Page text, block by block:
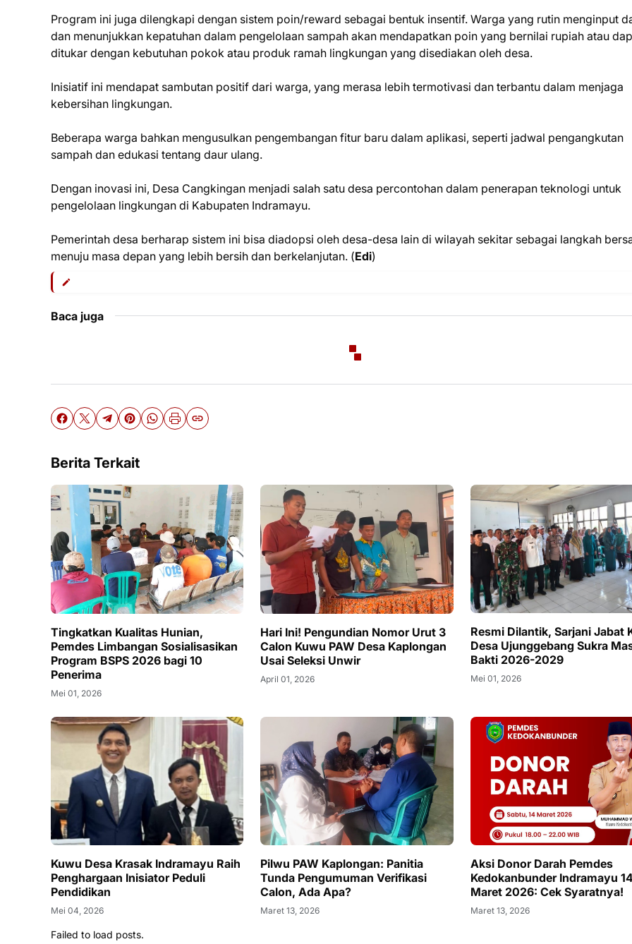
Program ini juga dilengkapi dengan sistem poin/reward sebagai bentuk insentif. Warga yang rutin menginput
dan menunjukkan kepatuhan dalam pengelolaan sampah akan mendapatkan poin yang bernilai rupiah atau
ditukar dengan kebutuhan pokok atau produk ramah lingkungan yang disediakan oleh desa.
Inisiatif ini mendapat sambutan positif dari warga, yang merasa lebih termotivasi dan terbantu dalam menjaga
kebersihan lingkungan.
Beberapa warga bahkan mengusulkan pengembangan fitur baru dalam aplikasi, seperti jadwal pengangkutan
sampah dan edukasi tentang daur ulang.
Dengan inovasi ini, Desa Cangkingan menjadi salah satu desa percontohan dalam penerapan teknologi untuk
pengelolaan lingkungan di Kabupaten Indramayu.
Pemerintah desa berharap sistem ini bisa diadopsi oleh desa-desa lain di wilayah sekitar sebagai langkah
menuju masa depan yang lebih bersih dan berkelanjutan. (Edi)
Baca juga
Berita Terkait
Tingkatkan Kualitas Hunian,
Pemdes Limbangan Sosialisasikan
Program BSPS 2026 bagi 10
Penerima
Mei 01, 2026
Hari Ini! Pengundian Nomor Urut 3
Calon Kuwu PAW Desa Kaplongan
Usai Seleksi Unwir
April 01, 2026
Resmi Dilantik, Sarjani Jabat
Desa Ujunggebang Sukra
Bakti 2026-2029
Mei 01, 2026
Kuwu Desa Krasak Indramayu Raih
Penghargaan Inisiator Peduli
Pendidikan
Mei 04, 2026
Pilwu PAW Kaplongan: Panitia
Tunda Pengumuman Verifikasi
Calon, Ada Apa?
Maret 13, 2026
Aksi Donor Darah Pemdes
Kedokanbunder Indramayu
Maret 2026: Cek Syaratnya!
Maret 13, 2026
Failed to load posts.